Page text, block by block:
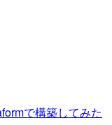
で構築してみた